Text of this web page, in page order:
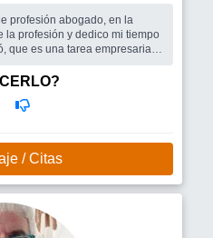
profesión abogado, en la
la profesión y dedico mi tiempo
que es una tarea empresaria.
pero siempre estar de
/ Citas